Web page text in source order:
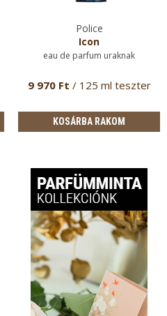
Police
Icon
eau de parfum uraknak
9 970 Ft / 125 ml teszter
KOSÁRBA RAKOM